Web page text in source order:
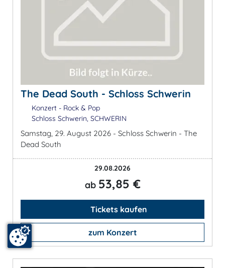
The Dead South - Schloss Schwerin
Konzert - Rock & Pop
Schloss Schwerin, SCHWERIN
Samstag, 29. August 2026 - Schloss Schwerin - The
Dead South
29.08.2026
ab 53,85 €
Tickets kaufen
zum Konzert